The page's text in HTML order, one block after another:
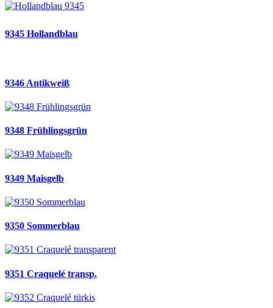
9345 Hollandblau
9346 Antikweiß
9348 Frühlingsgrün
9349 Maisgelb
9350 Sommerblau
9351 Craquelé transp.